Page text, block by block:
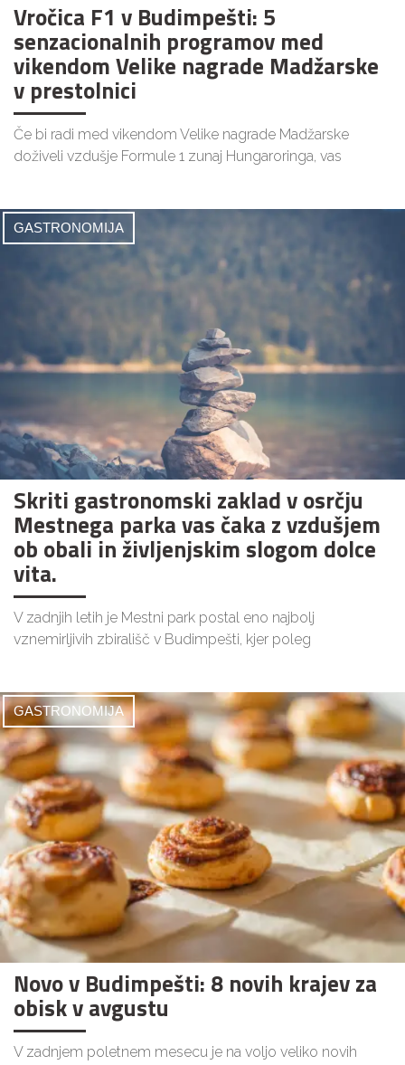
Vročica F1 v Budimpešti: 5
senzacionalnih programov med
vikendom Velike nagrade Madžarske
v prestolnici
Če bi radi med vikendom Velike nagrade Madžarske
doživeli vzdušje Formule 1 zunaj Hungaroringa, vas
GASTRONOMIJA
Skriti gastronomski zaklad v osrčju
Mestnega parka vas čaka z vzdušjem
ob obali in življenjskim slogom dolce
vita.
V zadnjih letih je Mestni park postal eno najbolj
vznemirljivih zbirališč v Budimpešti, kjer poleg
GASTRONOMIJA
Novo v Budimpešti: 8 novih krajev za
obisk v avgustu
V zadnjem poletnem mesecu je na voljo veliko novih